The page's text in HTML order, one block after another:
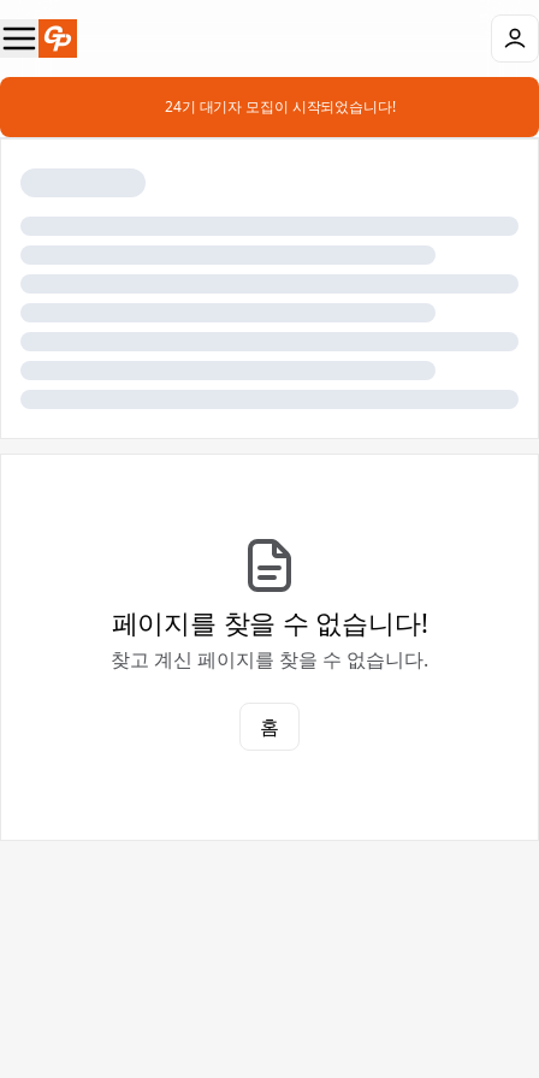
📣 24기 대기자 모집이 시작되었습니다!
페이지를 찾을 수 없습니다!
찾고 계신 페이지를 찾을 수 없습니다.
홈